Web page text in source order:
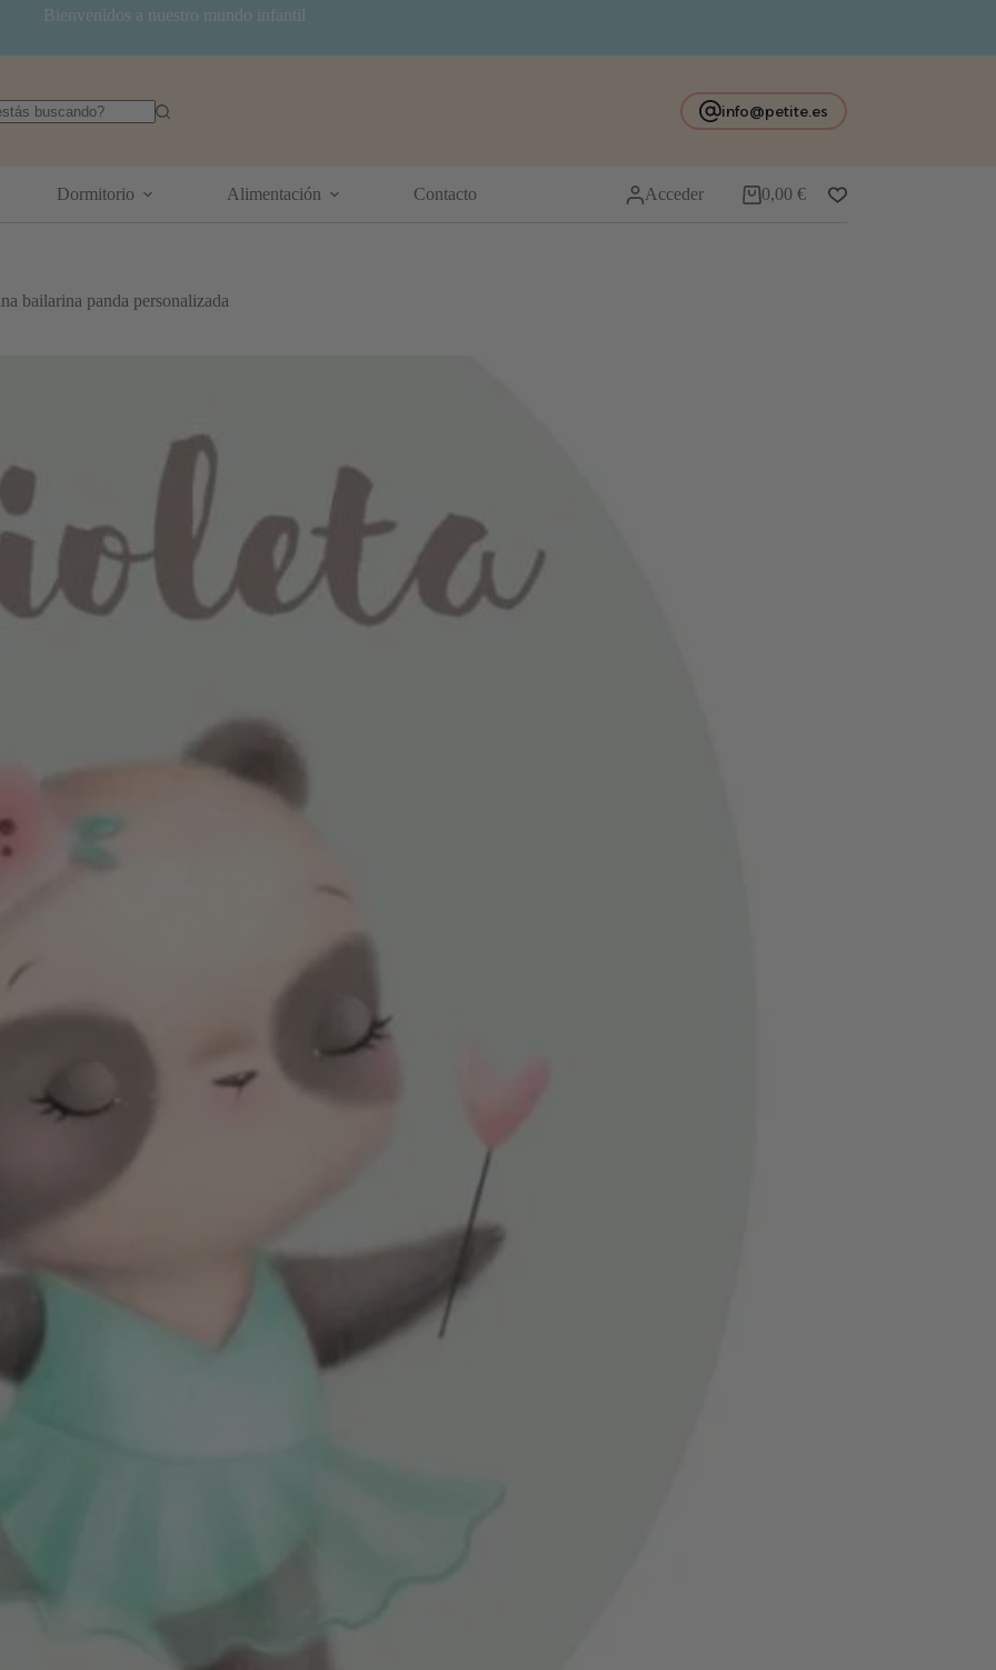
Bienvenidos a nuestro mundo infantil
info@petite.es
Dormitorio Alimentación Contacto Acceder
Carro
0,00 €
bailarina panda personalizada